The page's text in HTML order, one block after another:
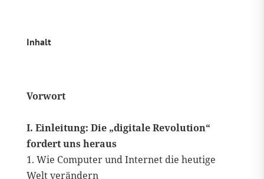
Inhalt
Vorwort
I. Einleitung: Die „digitale Revolution“
fordert uns heraus
1. Wie Computer und Internet die heutige
Welt verändern